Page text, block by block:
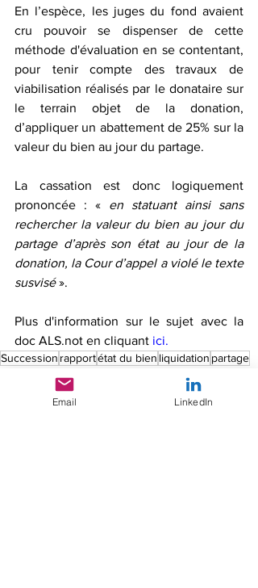
En l’espèce, les juges du fond avaient
cru pouvoir se dispenser de cette
méthode d'évaluation en se contentant,
pour tenir compte des travaux de
viabilisation réalisés par le donataire sur
le terrain objet de la donation,
d’appliquer un abattement de 25% sur la
valeur du bien au jour du partage.
La cassation est donc logiquement
prononcée : « en statuant ainsi sans
rechercher la valeur du bien au jour du
partage d’après son état au jour de la
donation, la Cour d’appel a violé le texte
susvisé ».
Plus d'information sur le sujet avec la
doc ALS.not en cliquant ici.
Succession rapportétat du bien liquidation partage
Jurisprudence
Email LinkedIn